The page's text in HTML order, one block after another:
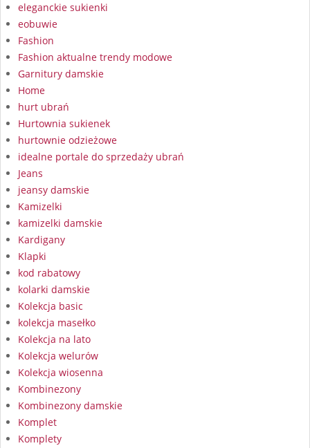
eleganckie sukienki
eobuwie
Fashion
Fashion aktualne trendy modowe
Garnitury damskie
Home
hurt ubrań
Hurtownia sukienek
hurtownie odzieżowe
idealne portale do sprzedaży ubrań
Jeans
jeansy damskie
Kamizelki
kamizelki damskie
Kardigany
Klapki
kod rabatowy
kolarki damskie
Kolekcja basic
kolekcja masełko
Kolekcja na lato
Kolekcja welurów
Kolekcja wiosenna
Kombinezony
Kombinezony damskie
Komplet
Komplety